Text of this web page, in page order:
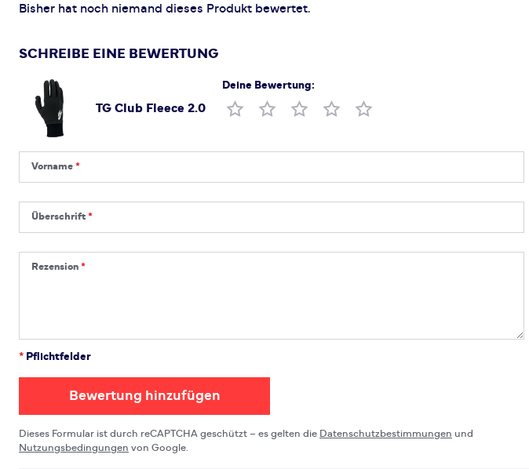
Bisher hat noch niemand dieses Produkt bewertet.
SCHREIBE EINE BEWERTUNG
TG Club Fleece 2.0
Deine Bewertung:
Produktbewertung
Vorname
Vorname
Überschrift
Überschrift
Rezension
Rezension
* Pflichtfelder
Bewertung hinzufügen
Dieses Formular ist durch reCAPTCHA geschützt – es gelten die Datenschutzbestimmungen und
Nutzungsbedingungen von Google.